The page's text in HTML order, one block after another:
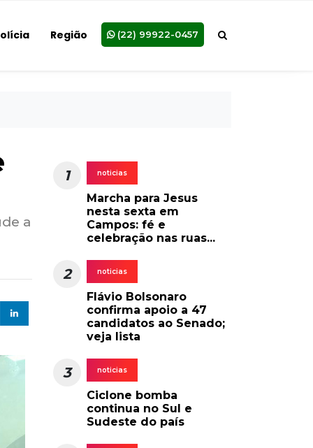
Região (22) 99922-0457
a
1 noticias
Marcha para Jesus
nesta sexta em
Campos: fé e
celebração nas ruas...
2 noticias
Flávio Bolsonaro
confirma apoio a 47
candidatos ao Senado;
veja lista
3 noticias
Ciclone bomba
continua no Sul e
Sudeste do país